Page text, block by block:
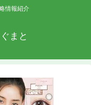
情報紹介
まと